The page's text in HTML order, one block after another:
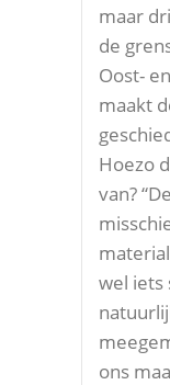
maar
de
Oost-
maakt
Hoezo
van? “De
wel iets
ons